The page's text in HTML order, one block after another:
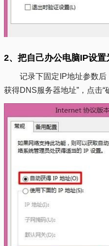
2、把自己办公电脑IP设置
记录下固定IP地址参数后
获得DNS服务器地址”，点击“